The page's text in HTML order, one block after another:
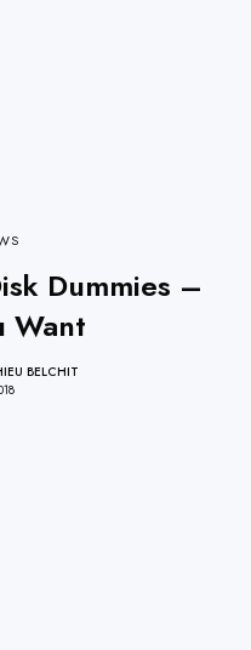
Dummies –
Want
BELCHIT